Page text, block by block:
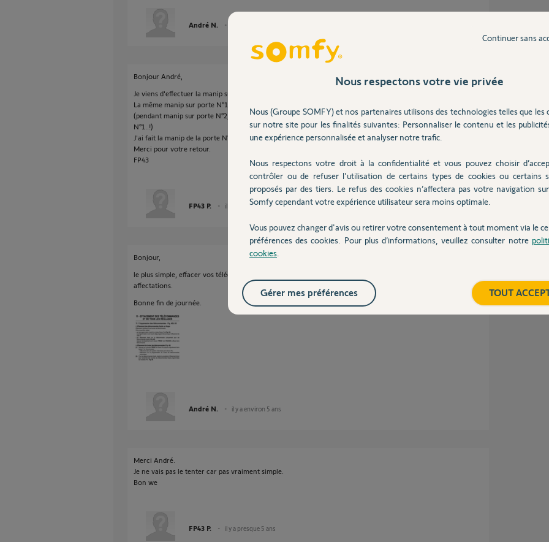
André N.
Bonjour André,
Je viens d'effectuer la manip sur la porte N°2, OK.
La même manip sur porte N°1, échec !
(pendant manip sur porte N°2, celle ci s'est ouverte, ce qui n'est pas le cas sur la porte
N°1..!)
J'ai fait la manip de la porte N°1 avec une autre KeyGo, pas OK.
Merci pour votre retour.
FP43
FP43 P. il y a environ 5 ans
Bonjour,
le plus simple, effacer vos télécommandes de vos moteurs et reprenez 1 par 1 vos
affectations.
Bonne fin de journée.
André N. il y a environ 5 ans
Merci André.
Je ne vais pas le tenter car pas vraiment simple.
Bon we
FP43 P. il y a presque 5 ans
Nous respectons votre vie privée
Nous (Groupe SOMFY) et nos partenaires utilisons des technologies telles que les
sur notre site pour les finalités suivantes: Personnaliser le contenu et les
une expérience personnalisée et analyser notre trafic.
Nous respectons votre droit à la confidentialité et vous pouvez choisir
contrôler ou de refuser l'utilisation de certains types de cookies ou certains
proposés par des tiers. Le refus des cookies n’affectera pas votre navigation
Somfy cependant votre expérience utilisateur sera moins optimale.
Vous pouvez changer d'avis ou retirer votre consentement à tout moment via le
préférences des cookies. Pour plus d’informations, veuillez consulter notre
cookies
Continuer sans
TOUT
Gérer mes préférences